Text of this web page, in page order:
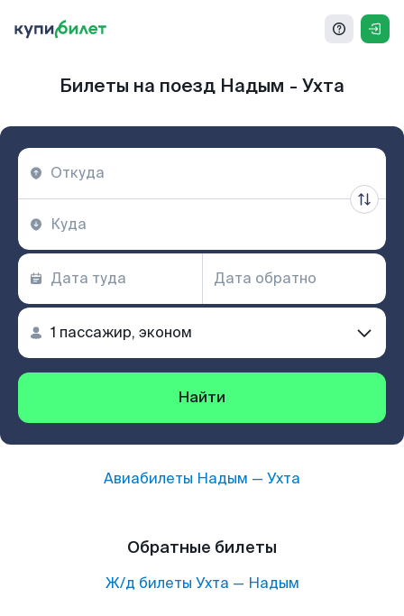
Билеты на поезд Надым - Ухта
Найти
Авиабилеты Надым — Ухта
Обратные билеты
Ж/д билеты Ухта — Надым